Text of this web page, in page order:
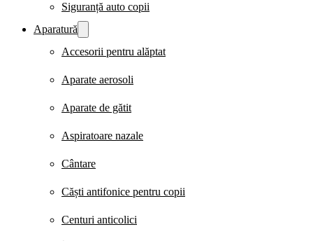
Siguranță auto copii
Aparatură
Accesorii pentru alăptat
Aparate aerosoli
Aparate de gătit
Aspiratoare nazale
Cântare
Căști antifonice pentru copii
Centuri anticolici